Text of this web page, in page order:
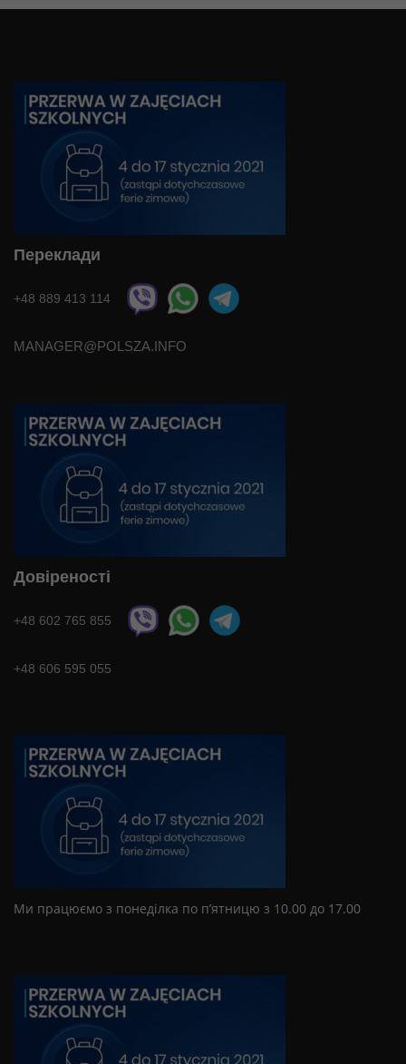
Переклади
+48 889 413 114
MANAGER@POLSZA.INFO
Довіреності
+48 602 765 855
+48 606 595 055
Ми працюємо з понеділка по п’ятницю з 10.00 до 17.00